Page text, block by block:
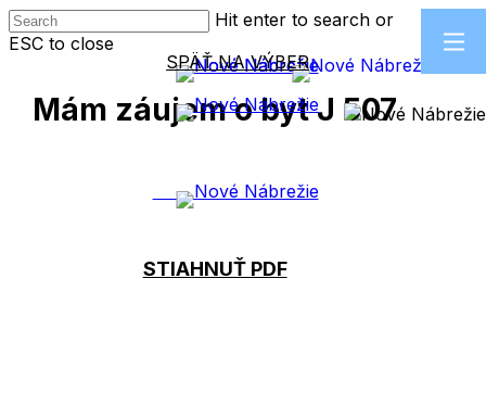
Skip
to
Hit enter to search or
ESC to close
SPÄŤ NA VÝBER
Mám záujem o byt J 507
MÁM ZÁUJEM
STIAHNUŤ PDF